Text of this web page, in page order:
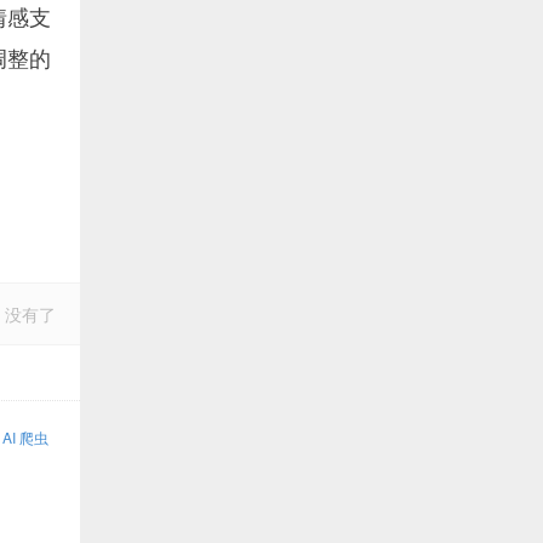
感支
整的
有了
爬虫